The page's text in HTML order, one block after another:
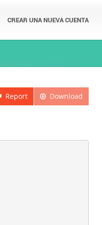
CREAR UNA NUEVA CUENTA
Download
Report